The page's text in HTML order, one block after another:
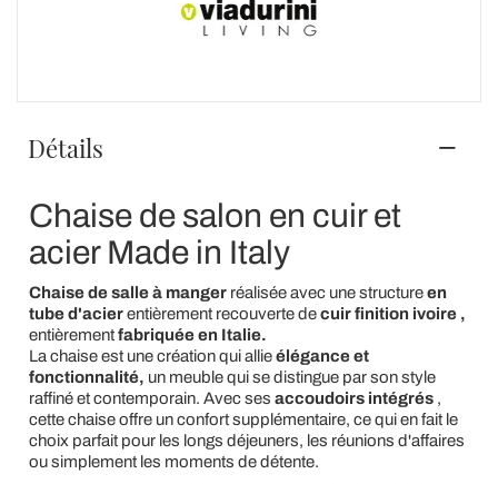
Détails
Chaise de salon en cuir et
acier Made in Italy
Chaise de salle à mangerréalisée avec une structureen
tube d'acierentièrement recouverte decuir finition ivoire ,
entièrementfabriquée en Italie.
La chaise est une création qui allieélégance et
fonctionnalité, un meuble qui se distingue par son style
raffiné et contemporain. Avec ses accoudoirs intégrés,
cette chaise offre un confort supplémentaire, ce qui en fait le
choix parfait pour les longs déjeuners, les réunions d'affaires
ou simplement les moments de détente.